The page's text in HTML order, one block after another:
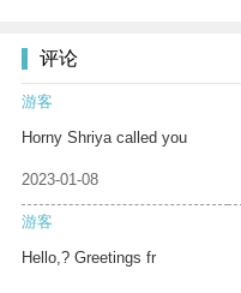
评论
游客
Horny Shriya called you
2023-01-08
游客
Hello,? Greetings fr